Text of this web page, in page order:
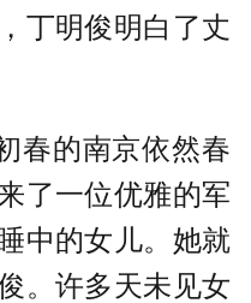
丁明俊明白了丈
春的南京依然春
了一位优雅的军
中的女儿。她就
。许多天未见女